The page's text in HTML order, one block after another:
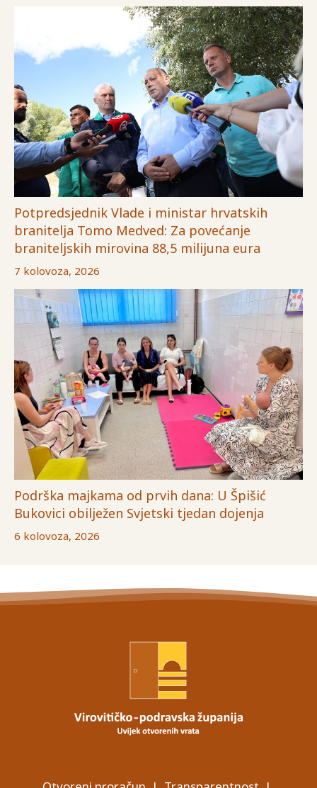
Potpredsjednik Vlade i ministar hrvatskih
branitelja Tomo Medved: Za povećanje
braniteljskih mirovina 88,5 milijuna eura
7 kolovoza, 2026
Podrška majkama od prvih dana: U Špišić
Bukovici obilježen Svjetski tjedan dojenja
6 kolovoza, 2026